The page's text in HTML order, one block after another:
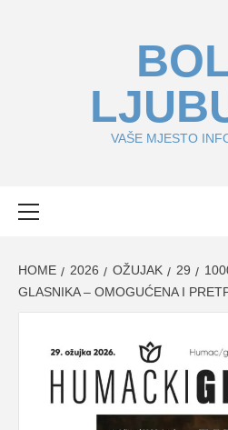
VAŠE MJESTO
HOME 2026 OŽUJAK 29
GLASNIKA – OMOGUĆENA I